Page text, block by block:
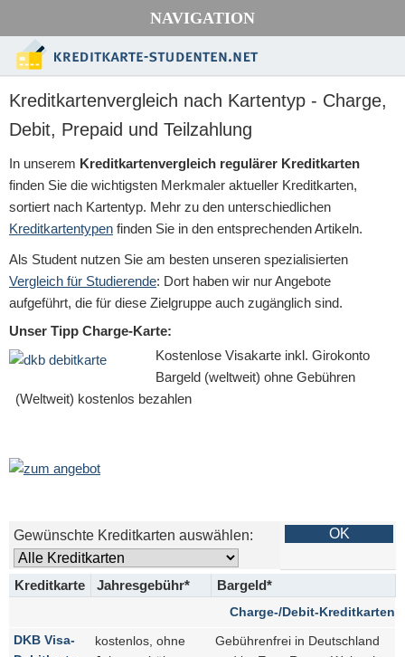
NAVIGATION
Kreditkartenvergleich nach Kartentyp - Charge,
Debit, Prepaid und Teilzahlung
In unserem Kreditkartenvergleich regulärer Kreditkarten
finden Sie die wichtigsten Merkmaler aktueller Kreditkarten,
sortiert nach Kartentyp. Mehr zu den unterschiedlichen
Kreditkartentypen finden Sie in den entsprechenden Artikeln.
Als Student nutzen Sie am besten unseren spezialisierten
Vergleich für Studierende: Dort haben wir nur Angebote
aufgeführt, die für diese Zielgruppe auch zugänglich sind.
Unser Tipp Charge-Karte:
Kostenlose Visakarte inkl. Girokonto
Bargeld (weltweit) ohne Gebühren
(Weltweit) kostenlos bezahlen
Gewünschte Kreditkarten auswählen:
Kreditkarte Jahresgebühr* Bargeld*
Charge-/Debit-Kreditkarten
DKB Visa-
kostenlos, ohne
Gebührenfrei in Deutschland